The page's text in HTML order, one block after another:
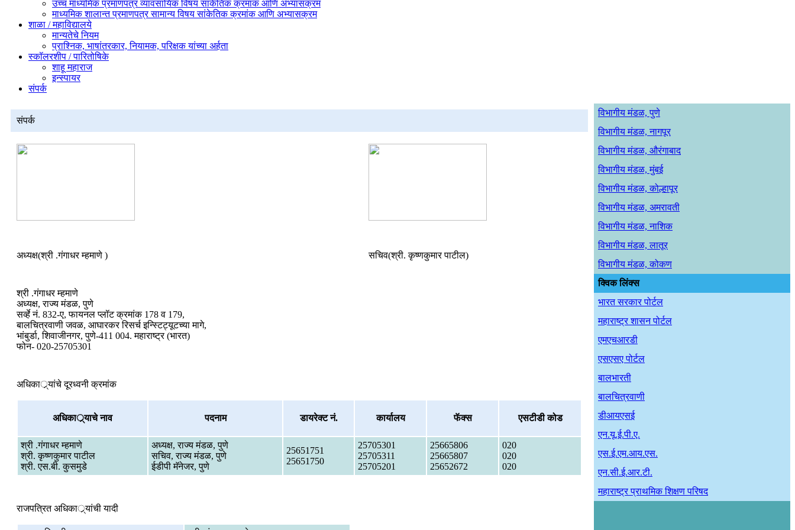
उच्च माध्यमिक प्रमाणपत्र व्यावसायिक विषय सांकेतिक क्रमांक आणि अभ्यासक्रम
माध्यमिक शालान्त प्रमाणपत्र सामान्य विषय सांकेतिक क्रमांक आणि अभ्यासक्रम
शाळा / महाविद्यालये
मान्यतेचे नियम
प्राश्निक, भाषांतरकार, नियामक, परिक्षक यांच्या अर्हता
स्कॉलरशीप / पारितोषिके
शाहू महाराज
इन्स्पायर
संपर्क
संपर्क
अध्यक्ष(श्री .गंगाधर म्हमाणे ) सचिव(श्री. कृष्णकुमार पाटील)
श्री .गंगाधर म्हमाणे
अध्यक्ष, राज्य मंडळ, पुणे
सर्व्हे नं. 832-ए, फायनल प्लॉट क्रमांक 178 व 179,
बालचित्रवाणी जवळ, आघारकर रिसर्च इन्स्टिट्यूटच्या मागे,
भांबुर्डा, शिवाजीनगर, पुणे-411 004. महाराष्ट्र (भारत)
फोन- 020-25705301
अधिकार्‍्यांचे दूरध्वनी क्रमांक
अधिकार्‍्याचे नाव पदनाम डायरेक्ट नं. कार्यालय फॅक्स एसटीडी कोड
श्री .गंगाधर म्हमाणे
श्री. कृष्णकुमार पाटील
श्री. एस.बी. कुसमुडे
अध्यक्ष, राज्य मंडळ, पुणे
सचिव, राज्य मंडळ, पुणे
ईडीपी मॅनेजर, पुणे
25651751
25651750
25705301
25705311
25705201
25665806
25665807
25652672
020
020
020
राजपत्रित अधिकार्‍्यांची यादी
विभागीय मंडळ, पुणे
विभागीय मंडळ, नागपूर
विभागीय मंडळ, औरंगाबाद
विभागीय मंडळ, मुंबई
विभागीय मंडळ, कोल्हापूर
विभागीय मंडळ, अमरावती
विभागीय मंडळ, नाशिक
विभागीय मंडळ, लातूर
विभागीय मंडळ, कोकण
क्विक लिंक्स
भारत सरकार पोर्टल
महाराष्ट्र शासन पोर्टल
एमएचआरडी
एसएसए पोर्टल
बालभारती
बालचित्रवाणी
डीआयएसई
एन.यू.ई.पी.ए.
एस.ई.एम.आय.एस.
एन.सी.ई.आर.टी.
महाराष्ट्र प्राथमिक शिक्षण परिषद